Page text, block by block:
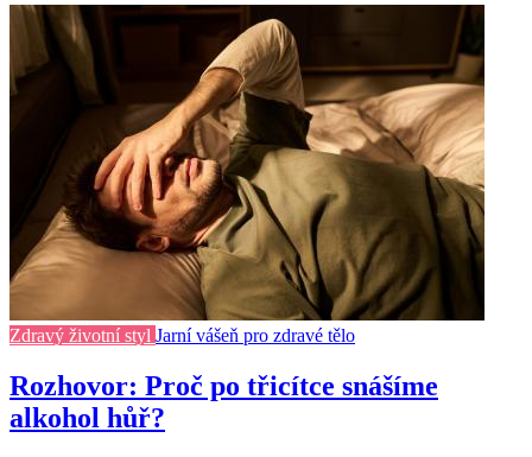
Zdravý životní styl Jarní vášeň pro zdravé tělo
Rozhovor: Proč po třicítce snášíme
alkohol hůř?